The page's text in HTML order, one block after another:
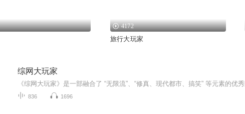
4172
旅行大玩家
综网大玩家
836 1696